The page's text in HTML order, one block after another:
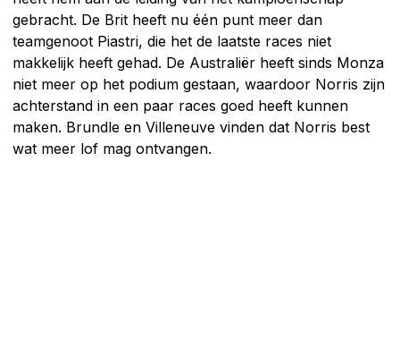
gebracht. De Brit heeft nu één punt meer dan
teamgenoot Piastri, die het de laatste races niet
makkelijk heeft gehad. De Australiër heeft sinds Monza
niet meer op het podium gestaan, waardoor Norris zijn
achterstand in een paar races goed heeft kunnen
maken. Brundle en Villeneuve vinden dat Norris best
wat meer lof mag ontvangen.